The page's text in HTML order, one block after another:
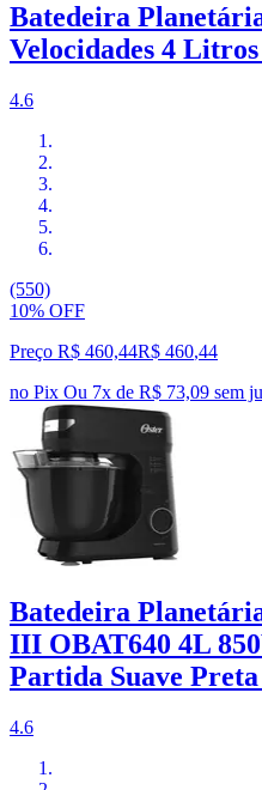
Batedeira
Velocidades 4
4.6
(550)
10% OFF
Preço R$ 460,44R$ 460,44
no Pix Ou 7x de R$ 73,09 sem
Batedeira
III OBAT640 4L
Partida Suave
4.6